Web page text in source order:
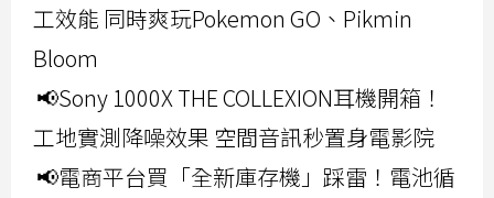
工效能 同時爽玩Pokemon GO、Pikmin
Bloom
📢Sony 1000X THE COLLEXION耳機開箱！
工地實測降噪效果 空間音訊秒置身電影院
📢電商平台買「全新庫存機」踩雷！電池循